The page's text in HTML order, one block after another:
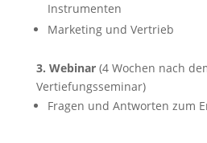
Instrumenten
Marketing und Vertrieb
3. Webinar(4 Wochen nach
Vertiefungsseminar)
Fragen und Antworten zum